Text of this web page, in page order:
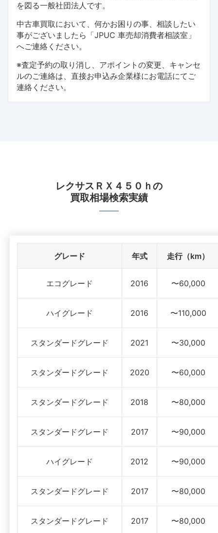
を図る一般社団法人です。
中古車買取において、何かお困りの事、相談したい
事がございましたら「JPUC 車売却消費者相談室」
へご連絡ください。
※査定予約の取り消し、アポイントの変更、キャンセ
ルのご連絡は、直接お申込み企業様にお電話にてご
連絡ください。
レクサスＲＸ４５０ｈ の
買取相場検索実績
グレード 年式 走行（km）
エコグレード 2016 〜60,000
ハイグレード 2016 〜110,000
スタンダードグレード 2021 〜30,000
スタンダードグレード 2020 〜60,000
スタンダードグレード 2018 〜80,000
スタンダードグレード 2017 〜90,000
ハイグレード 2012 〜90,000
スタンダードグレード 2017 〜80,000
スタンダードグレード 2017 〜80,000